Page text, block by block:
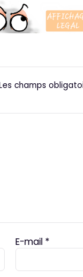
champs
E-mail *